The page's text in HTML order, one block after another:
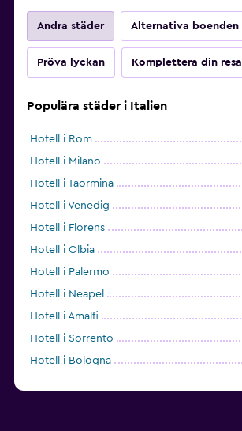
Andra städer Alternativa boenden
Pröva lyckan Komplettera din resa
Populära städer i Italien
Hotell i Rom
Hotell i Milano
Hotell i Taormina
Hotell i Venedig
Hotell i Florens
Hotell i Olbia
Hotell i Palermo
Hotell i Neapel
Hotell i Amalfi
Hotell i Sorrento
Hotell i Bologna